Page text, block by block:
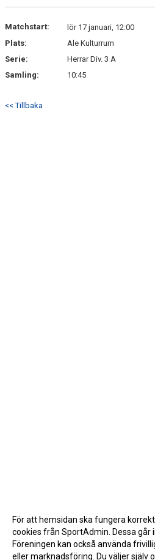
Matchstart:
lör 17 januari, 12:00
Plats:
Ale Kulturrum
Serie:
Herrar Div. 3 A
Samling:
10:45
<< Tillbaka
För att hemsidan ska fungera
cookies från SportAdmin. Dessa går
Föreningen kan också använda
eller marknadsföring. Du väljer själv